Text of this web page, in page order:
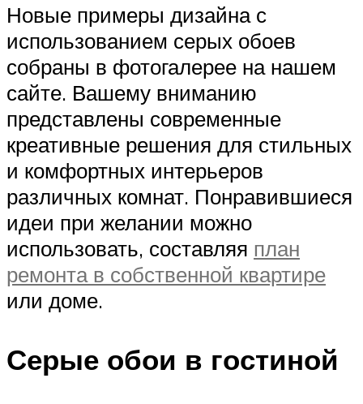
Новые примеры дизайна с
использованием серых обоев
собраны в фотогалерее на нашем
сайте. Вашему вниманию
представлены современные
креативные решения для стильных
и комфортных интерьеров
различных комнат. Понравившиеся
идеи при желании можно
использовать, составляя план
ремонта в собственной квартире
или доме.
Серые обои в гостиной